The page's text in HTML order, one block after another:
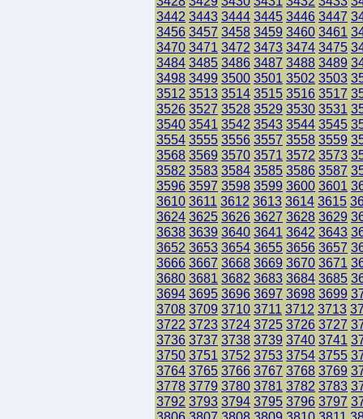
3442 3443 3444 3445 3446 3447
3456 3457 3458 3459 3460 3461
3470 3471 3472 3473 3474 3475
3484 3485 3486 3487 3488 3489
3498 3499 3500 3501 3502 3503
3512 3513 3514 3515 3516 3517
3526 3527 3528 3529 3530 3531
3540 3541 3542 3543 3544 3545
3554 3555 3556 3557 3558 3559
3568 3569 3570 3571 3572 3573
3582 3583 3584 3585 3586 3587
3596 3597 3598 3599 3600 3601
3610 3611 3612 3613 3614 3615
3624 3625 3626 3627 3628 3629
3638 3639 3640 3641 3642 3643
3652 3653 3654 3655 3656 3657
3666 3667 3668 3669 3670 3671
3680 3681 3682 3683 3684 3685
3694 3695 3696 3697 3698 3699
3708 3709 3710 3711 3712 3713
3722 3723 3724 3725 3726 3727
3736 3737 3738 3739 3740 3741
3750 3751 3752 3753 3754 3755
3764 3765 3766 3767 3768 3769
3778 3779 3780 3781 3782 3783
3792 3793 3794 3795 3796 3797